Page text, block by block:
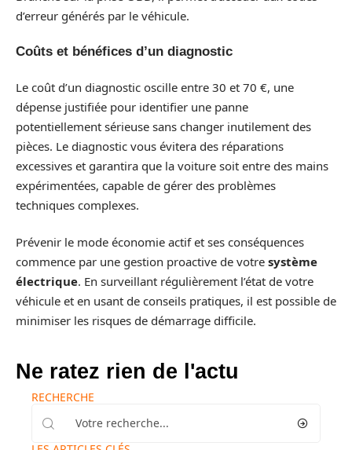
d’erreur générés par le véhicule.
Coûts et bénéfices d’un diagnostic
Le coût d’un diagnostic oscille entre 30 et 70 €, une
dépense justifiée pour identifier une panne
potentiellement sérieuse sans changer inutilement des
pièces. Le diagnostic vous évitera des réparations
excessives et garantira que la voiture soit entre des mains
expérimentées, capable de gérer des problèmes
techniques complexes.
Prévenir le mode économie actif et ses conséquences
commence par une gestion proactive de votre système
électrique. En surveillant régulièrement l’état de votre
véhicule et en usant de conseils pratiques, il est possible de
minimiser les risques de démarrage difficile.
Ne ratez rien de l'actu
RECHERCHE